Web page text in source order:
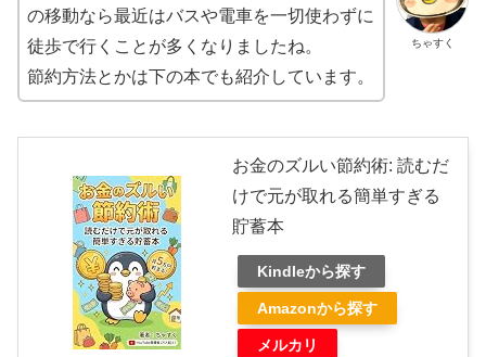
ちゃすく
の移動なら最近はバスや電車を一切使わずに
徒歩で行くことが多くなりましたね。
節約方法とかは下の本でも紹介しています。
お金のズルい節約術: 読むだ
けで元が取れる簡単すぎる
貯蓄本
Kindleから探す
Amazonから探す
メルカリ